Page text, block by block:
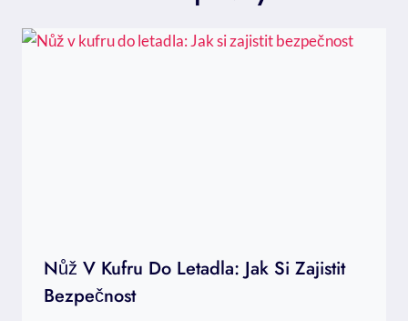
Nůž V Kufru Do Letadla: Jak Si Zajistit
Bezpečnost